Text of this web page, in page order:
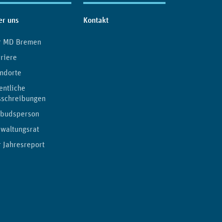
uns
MD Bremen
Jahresreport
Kontakt